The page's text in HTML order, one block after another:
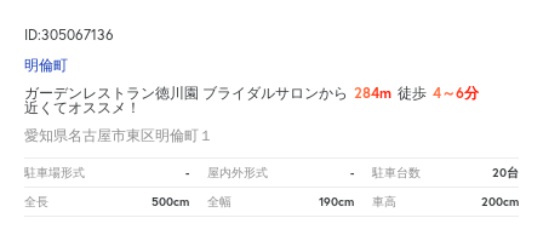
ID:305067136
明倫町
ガーデンレストラン徳川園 ブライダルサロンから 284m 徒歩 4～6分
近くてオススメ！
愛知県名古屋市東区明倫町１
駐車場形式 - 屋内外形式 - 駐車台数 20台
全長 500cm 全幅 190cm 車高 200cm